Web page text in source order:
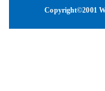
Copyright©2001